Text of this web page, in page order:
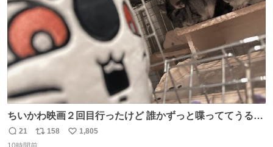
ちいかわ映画２回目行ったけど 誰かずっと喋っててうるさ
かった 許せねえ
返
21
リ
158
い
1,805